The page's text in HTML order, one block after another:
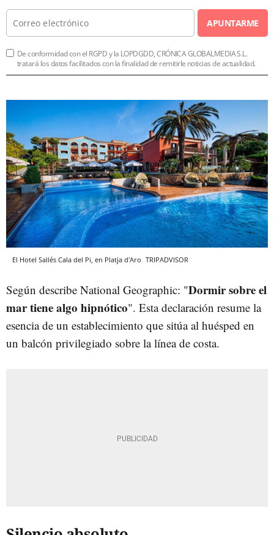
APUNTARME
De conformidad con el RGPD y la LOPDGDD, CRÓNICA GLOBALMEDIA S.L.
tratará los datos facilitados con la finalidad de remitirle noticias de actualidad.
El Hotel Sallés Cala del Pi, en Platja d'Aro TRIPADVISOR
Según describe National Geographic: "Dormir sobre el
mar tiene algo hipnótico". Esta declaración resume la
esencia de un establecimiento que sitúa al huésped en
un balcón privilegiado sobre la línea de costa.